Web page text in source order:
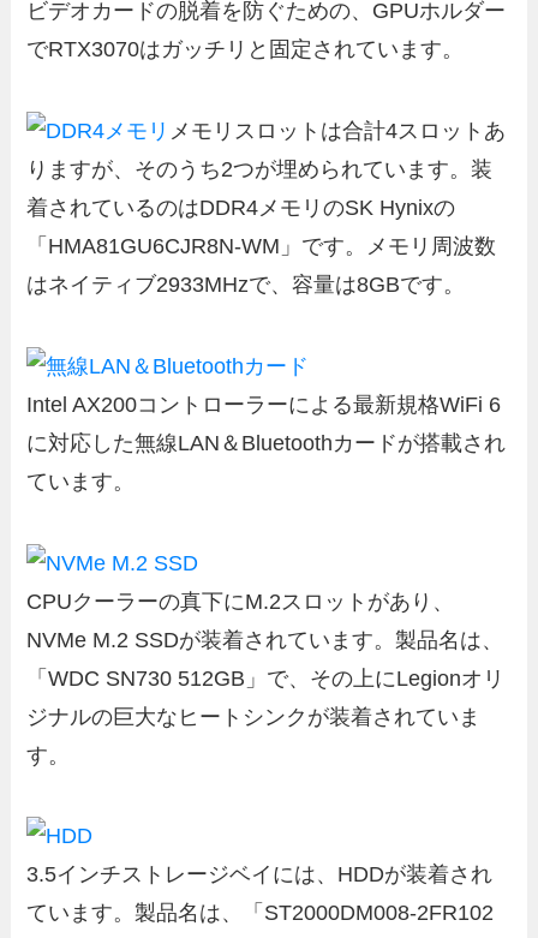
ビデオカードの脱着を防ぐための、GPUホルダー
でRTX3070はガッチリと固定されています。
メモリスロットは合計4スロットあ
りますが、そのうち2つが埋められています。装
着されているのはDDR4メモリのSK Hynixの
「HMA81GU6CJR8N-WM」です。メモリ周波数
はネイティブ2933MHzで、容量は8GBです。
Intel AX200コントローラーによる最新規格WiFi 6
に対応した無線LAN＆Bluetoothカードが搭載され
ています。
CPUクーラーの真下にM.2スロットがあり、
NVMe M.2 SSDが装着されています。製品名は、
「WDC SN730 512GB」で、その上にLegionオリ
ジナルの巨大なヒートシンクが装着されていま
す。
3.5インチストレージベイには、HDDが装着され
ています。製品名は、「ST2000DM008-2FR102